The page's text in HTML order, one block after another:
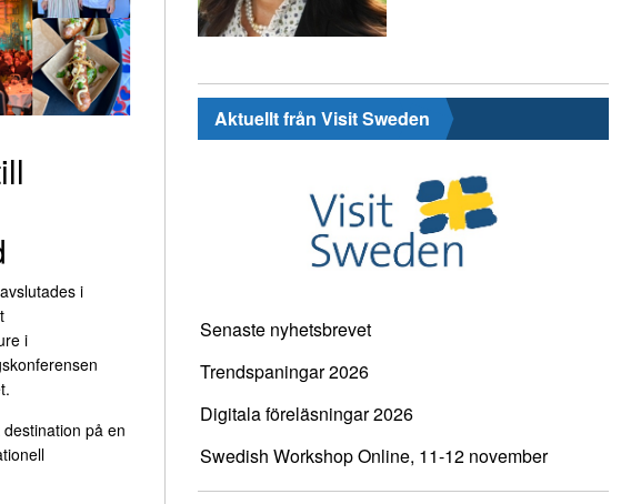
i
i
på en
Aktuellt från Visit Sweden
Senaste nyhetsbrevet
Trendspaningar 2026
Digitala föreläsningar 2026
Swedish Workshop Online, 11-12 november